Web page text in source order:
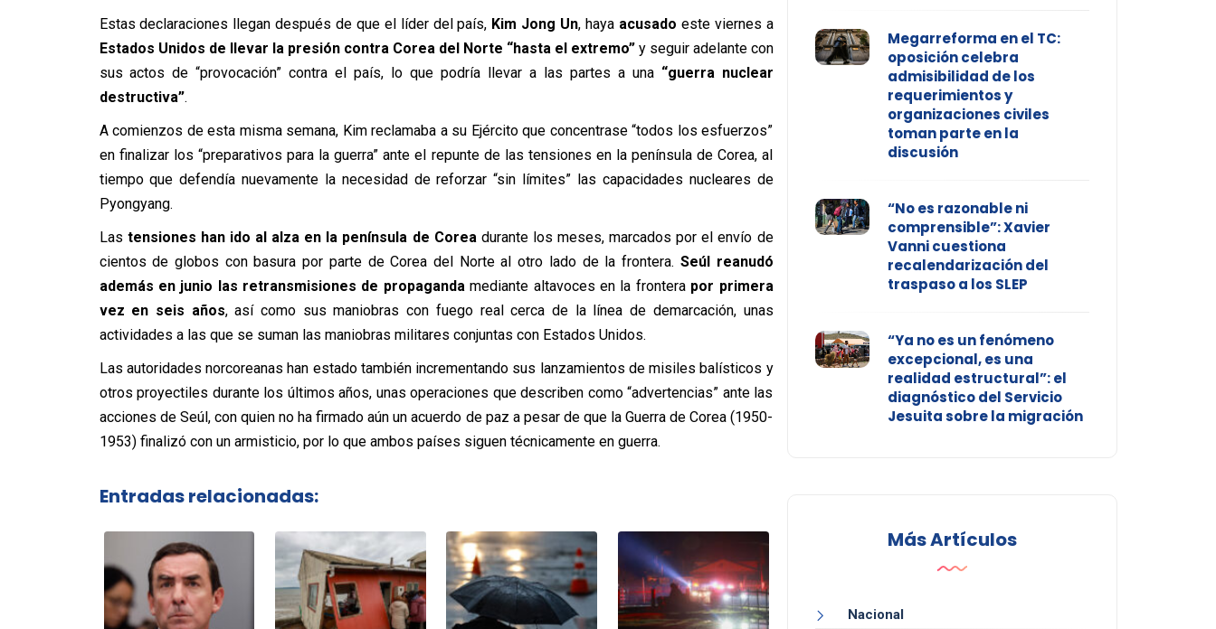
Estas declaraciones llegan después de que el líder del país, Kim Jong Un, haya acusado este viernes a
Estados Unidos de llevar la presión contra Corea del Norte “hasta el extremo”y seguir adelante con
sus actos de “provocación” contra el país, lo que podría llevar a las partes a una“guerra nuclear
destructiva”.
A comienzos de esta misma semana, Kim reclamaba a su Ejército que concentrase “todos los esfuerzos”
en finalizar los “preparativos para la guerra” ante el repunte de las tensiones en la península de Corea, al
tiempo que defendía nuevamente la necesidad de reforzar “sin límites” las capacidades nucleares de
Pyongyang.
Las tensiones han ido al alza en la península de Coreadurante los meses, marcados por el envío de
cientos de globos con basura por parte de Corea del Norte al otro lado de la frontera. Seúl reanudó
además en junio las retransmisiones de propagandamediante altavoces en la frontera por primera
vez en seis años, así como sus maniobras con fuego real cerca de la línea de demarcación, unas
actividades a las que se suman las maniobras militares conjuntas con Estados Unidos.
Las autoridades norcoreanas han estado también incrementando sus lanzamientos de misiles balísticos y
otros proyectiles durante los últimos años, unas operaciones que describen como “advertencias” ante las
acciones de Seúl, con quien no ha firmado aún un acuerdo de paz a pesar de que la Guerra de Corea (1950-
1953) finalizó con un armisticio, por lo que ambos países siguen técnicamente en guerra.
Entradas relacionadas:
Megarreforma en el TC:
oposición celebra
admisibilidad de los
requerimientos y
organizaciones civiles
toman parte en la
discusión
“No es razonable ni
comprensible”: Xavier
Vanni cuestiona
recalendarización del
traspaso a los SLEP
“Ya no es un fenómeno
excepcional, es una
realidad estructural”: el
diagnóstico del Servicio
Jesuita sobre la migración
Más Artículos
Nacional